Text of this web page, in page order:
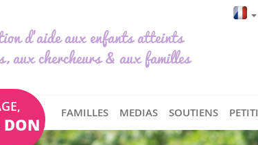
d'aide aux enfants atteints
aux chercheurs & aux familles
DON
FAMILLES MEDIAS SOUTIENS